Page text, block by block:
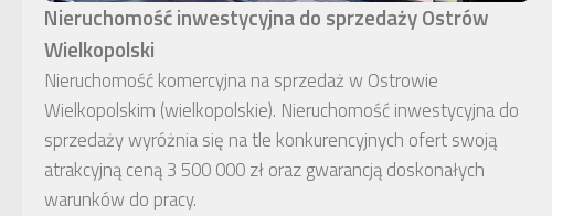
Nieruchomość inwestycyjna do sprzedaży Ostrów
Wielkopolski
Nieruchomość komercyjna na sprzedaż w Ostrowie
Wielkopolskim (wielkopolskie). Nieruchomość inwestycyjna do
sprzedaży wyróżnia się na tle konkurencyjnych ofert swoją
atrakcyjną ceną 3 500 000 zł oraz gwarancją doskonałych
warunków do pracy.